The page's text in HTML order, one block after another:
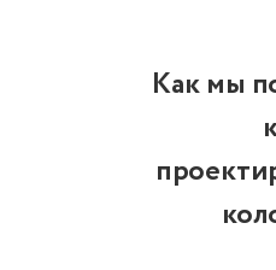
Как мы